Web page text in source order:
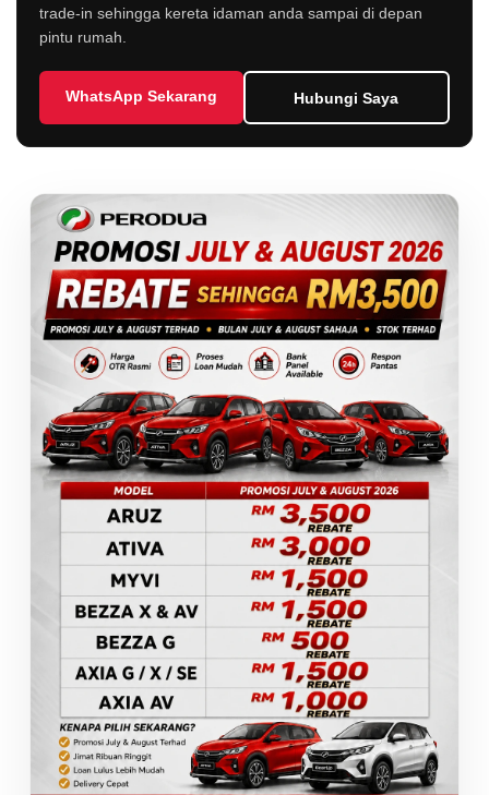
trade-in sehingga kereta idaman anda sampai di depan
pintu rumah.
WhatsApp Sekarang Hubungi Saya